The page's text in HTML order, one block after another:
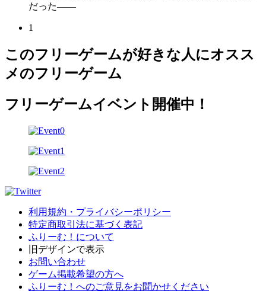
だった――
1
このフリーゲームが好きな人にオスス
メのフリーゲーム
フリーゲームイベント開催中！
利用規約・プライバシーポリシー
特定商取引法に基づく表記
ふりーむ！について
旧デザインで表示
お問い合わせ
ゲーム掲載希望の方へ
ふりーむ！へのご意見をお聞かせください